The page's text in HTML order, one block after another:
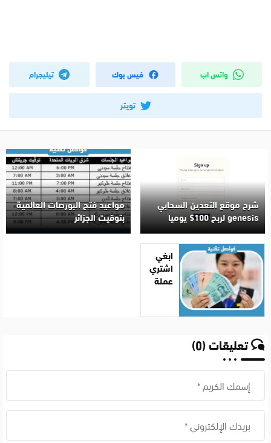
واتس اب فيس بوك تيليجرام
تويتر
شرح موقع التعدين السحابي
genesis لربح 100$ يوميا
مواعيد فتح البورصات العالمية
بتوقيت الجزائر
ابغي
اشتري
عملة
تعليقات (0)